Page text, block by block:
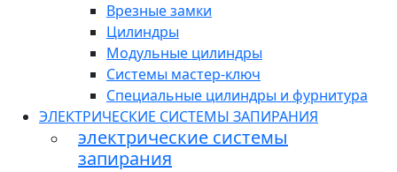
Врезные замки
Цилиндры
Модульные цилиндры
Системы мастер-ключ
Специальные цилиндры и фурнитура
ЭЛЕКТРИЧЕСКИЕ СИСТЕМЫ ЗАПИРАНИЯ
электрические системы
запирания